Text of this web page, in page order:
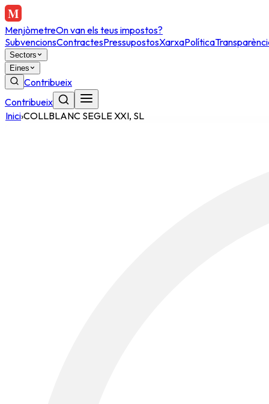
MenjòmetreOn van els teus impostos?
SubvencionsContractesPressupostosXarxaPolítica
Sectors
Eines
Contribueix
Contribueix
Inici›COLLBLANC SEGLE XXI, SL